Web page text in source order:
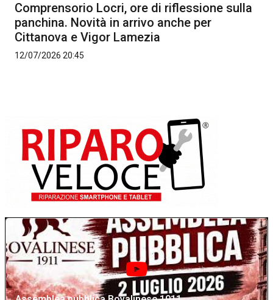
Comprensorio Locri, ore di riflessione sulla
panchina. Novità in arrivo anche per
Cittanova e Vigor Lamezia
12/07/2026 20:45